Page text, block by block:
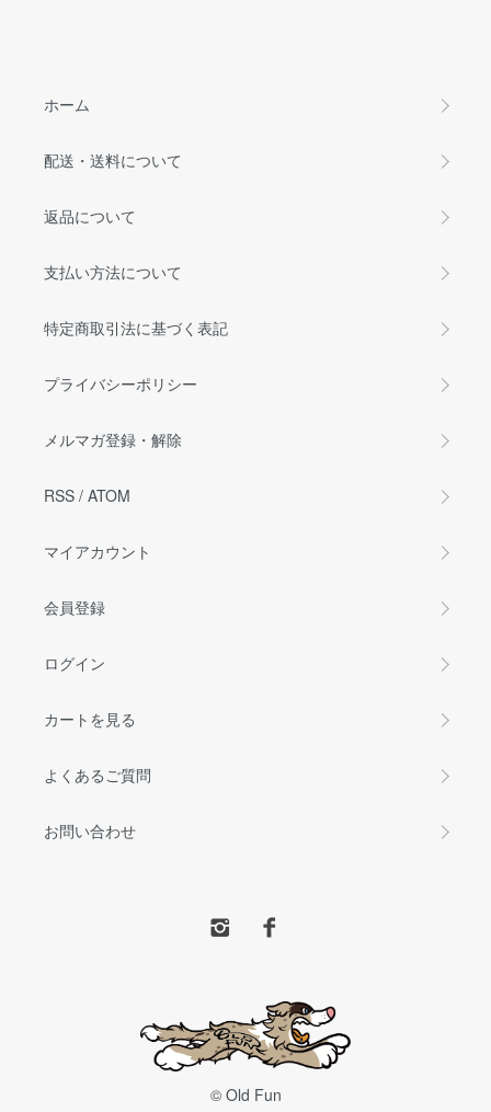
ホーム
配送・送料について
返品について
支払い方法について
特定商取引法に基づく表記
プライバシーポリシー
メルマガ登録・解除
RSS / ATOM
マイアカウント
会員登録
ログイン
カートを見る
よくあるご質問
お問い合わせ
© Old Fun